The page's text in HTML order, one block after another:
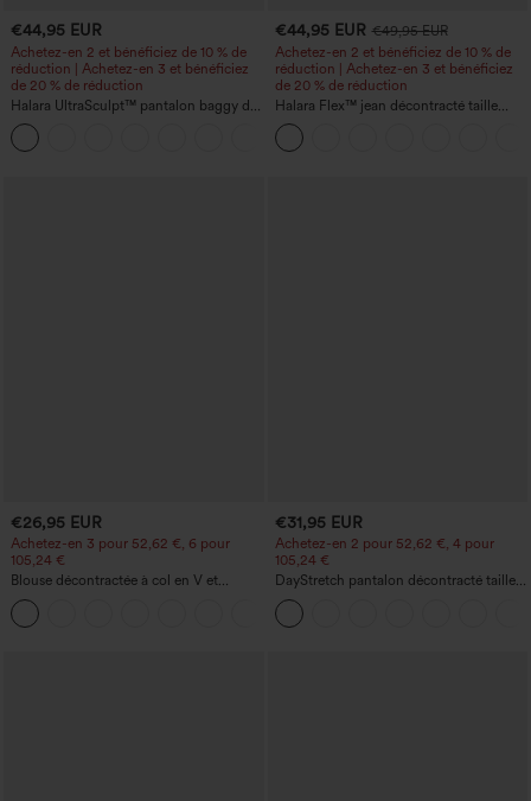
€44,95 EUR
Achetez-en 2 et bénéficiez de 10 % de
réduction | Achetez-en 3 et bénéficiez
de 20 % de réduction
Halara UltraSculpt™ pantalon baggy de
yoga taille haute à effet gainant pour le
ventre, à rayures color block, avec
poches
€44,95 EUR €49,95 EUR
Achetez-en 2 et bénéficiez de 10 % de
réduction | Achetez-en 3 et bénéficiez
de 20 % de réduction
Halara Flex™ jean décontracté taille
haute, large, avec poches, ourlet
retroussé et effet délavé
€26,95 EUR
Achetez-en 3 pour 52,62 €, 6 pour
105,24 €
Blouse décontractée à col en V et
manches courtes bouffantes
€31,95 EUR
Achetez-en 2 pour 52,62 €, 4 pour
105,24 €
DayStretch pantalon décontracté taille
haute à jambe en forme de tonneau
avec poches